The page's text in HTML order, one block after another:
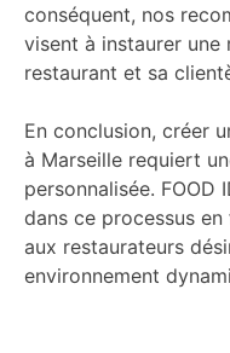
conséquent, nos
visent à instaurer
restaurant et sa
En conclusion, créer
à Marseille requiert
personnalisée. FOOD
dans ce processus
aux restaurateurs
environnement